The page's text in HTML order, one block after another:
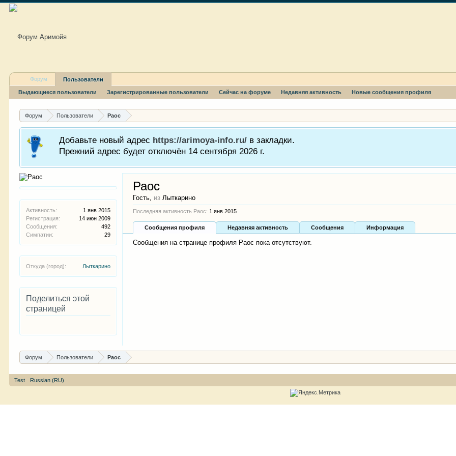
Форум Пользователи Раос
Добавьте новый адрес https://arimoya-info.ru/ в закладки.
Прежний адрес будет отключён 14 сентября 2026 г.
Активность:
1 янв 2015
Регистрация:
14 июн 2009
Сообщения:
492
Симпатии:
29
Откуда (город): Лыткарино
Поделиться этой
страницей
Раос
Гость, из Лыткарино
Последняя активность Раос: 1 янв 2015
Сообщения профиля Недавняя активность Сообщения Информация
Сообщения на странице профиля Раос пока отсутствуют.
Форум Пользователи Раос
Форум Пользователи
Выдающиеся пользователи Зарегистрированные пользователи Сейчас на форуме Недавняя активность Новые сообщения профиля
Test Russian (RU)